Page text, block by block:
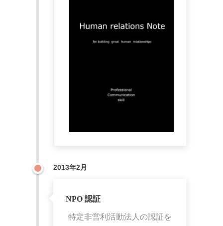
NPO 認証
特定非営利活動法人の認証を
2013年2月